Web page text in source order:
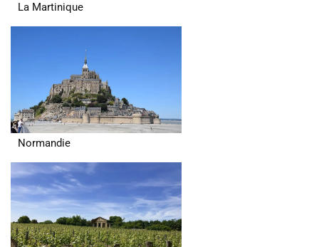
La Martinique
Normandie